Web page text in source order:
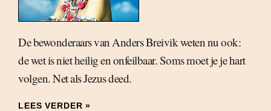
De bewonderaars van Anders Breivik weten nu ook:
de wet is niet heilig en onfeilbaar. Soms moet je je hart
volgen. Net als Jezus deed.
LEES VERDER »